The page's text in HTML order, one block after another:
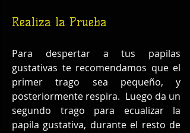
Realiza la Prueba
Para despertar a tus papilas
gustativas te recomendamos que el
primer trago sea pequeño, y
posteriormente respira.  Luego da un
segundo trago para ecualizar la
papila gustativa, durante el resto de